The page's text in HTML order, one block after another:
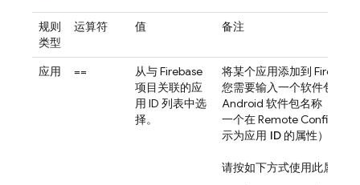
规则
类型
运算符 值 备注
应用 ==
从与 Firebase
项目关联的应
用 ID 列表中选
择。
将某个应用添加到 Firebase
您需要输入一个软件包 ID 或
Android 软件包名称（用于
一个在Remote Config
示为应用 ID 的属性）。
请按如下方式使用此属性：